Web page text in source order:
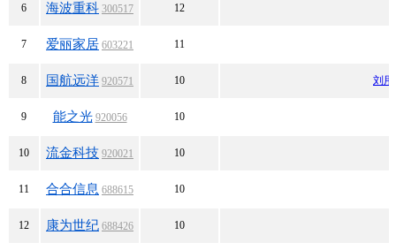
6 海波重科 300517 12
7 爱丽家居 603221 11
8 国航远洋 920571 10 刘
9 能之光 920056 10
10 流金科技 920021 10
11 合合信息 688615 10
12 康为世纪 688426 10